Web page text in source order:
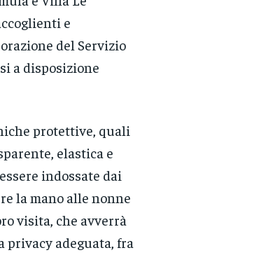
e
del Servizio
a disposizione
protettive, quali
elastica e
indossate dai
la mano alle nonne
visita, che avverrà
privacy adeguata, fra